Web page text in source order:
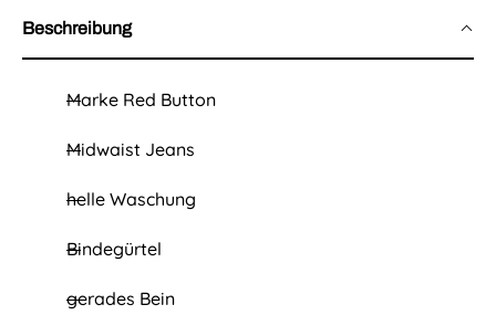
Beschreibung
Marke Red Button
Midwaist Jeans
helle Waschung
Bindegürtel
gerades Bein